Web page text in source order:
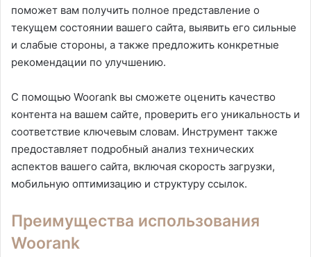
поможет вам получить полное представление о
текущем состоянии вашего сайта, выявить его сильные
и слабые стороны, а также предложить конкретные
рекомендации по улучшению.
С помощью Woorank вы сможете оценить качество
контента на вашем сайте, проверить его уникальность и
соответствие ключевым словам. Инструмент также
предоставляет подробный анализ технических
аспектов вашего сайта, включая скорость загрузки,
мобильную оптимизацию и структуру ссылок.
Преимущества использования
Woorank